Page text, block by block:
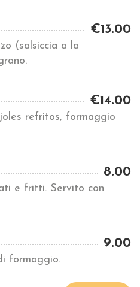
€13.00
(salsiccia a la
€14.00
refritos, formaggio
8.00
e fritti. Servito con
9.00
formaggio.